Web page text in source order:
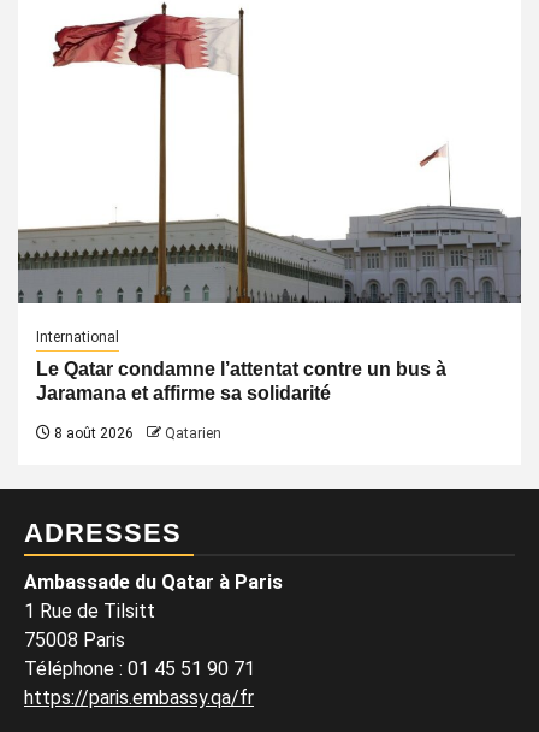
International
Le Qatar condamne l’attentat contre un bus à
Jaramana et affirme sa solidarité
8 août 2026 Qatarien
ADRESSES
Ambassade du Qatar à Paris
1 Rue de Tilsitt
75008 Paris
Téléphone : 01 45 51 90 71
https://paris.embassy.qa/fr